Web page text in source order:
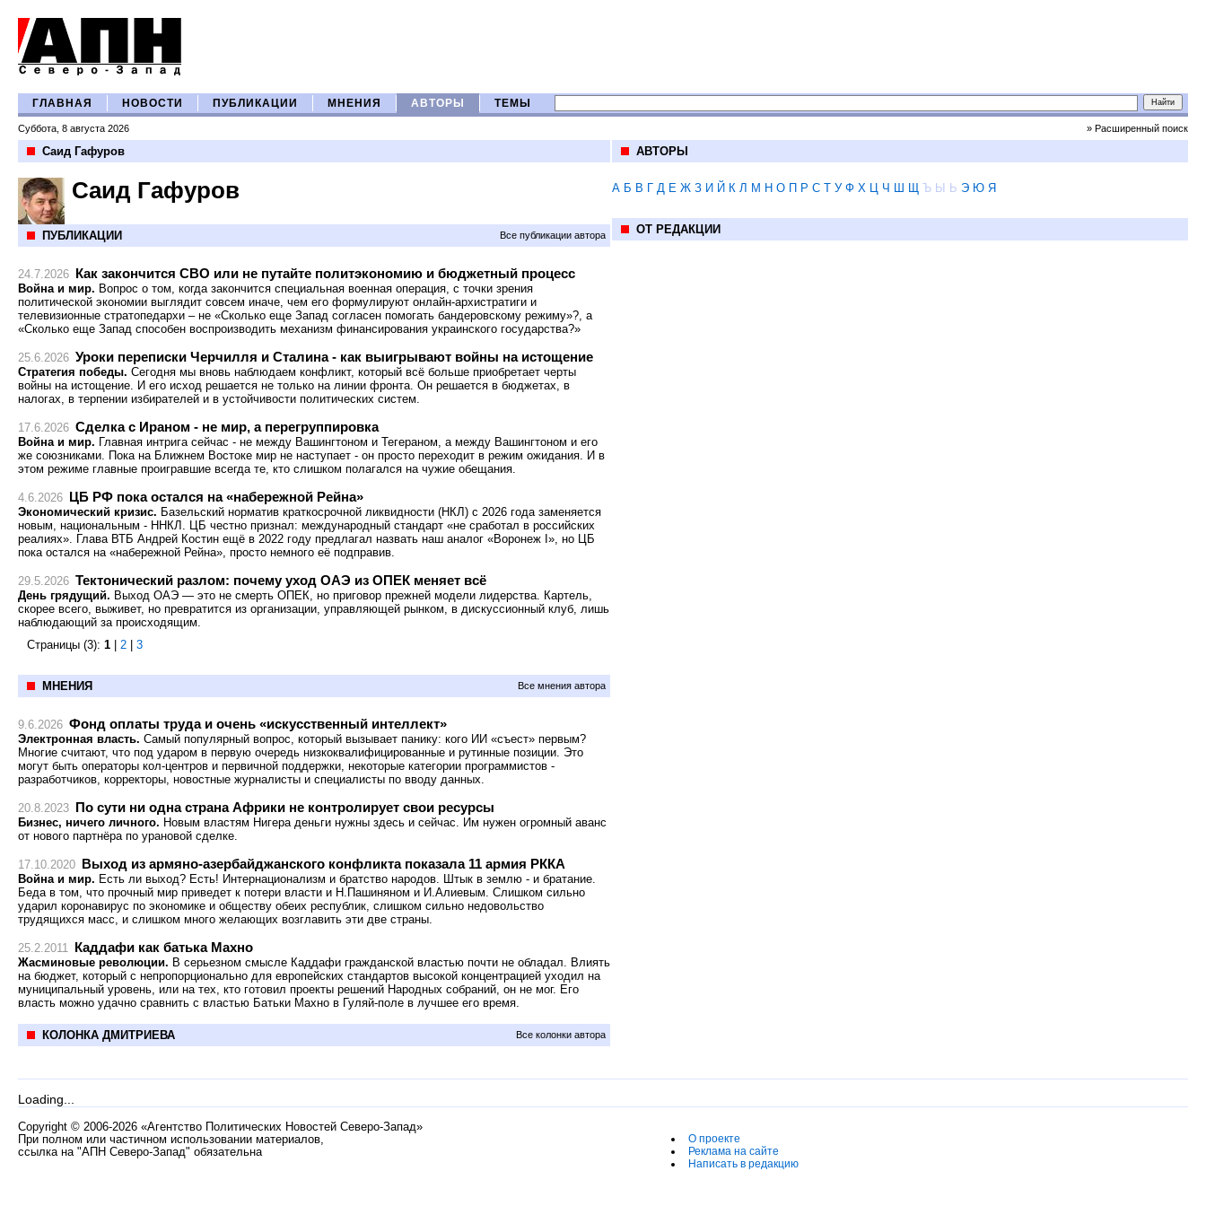
ГЛАВНАЯ НОВОСТИ ПУБЛИКАЦИИ МНЕНИЯ АВТОРЫ ТЕМЫ
Суббота, 8 августа 2026 » Расширенный поиск
Саид Гафуров
Саид Гафуров
ПУБЛИКАЦИИ Все публикации автора
24.7.2026 Как закончится СВО или не путайте политэкономию и бюджетный процесс
Война и мир. Вопрос о том, когда закончится специальная военная операция, с точки зрения
политической экономии выглядит совсем иначе, чем его формулируют онлайн-архистратиги и
телевизионные стратопедархи – не «Сколько еще Запад согласен помогать бандеровскому режиму»?, а
«Сколько еще Запад способен воспроизводить механизм финансирования украинского государства?»
25.6.2026 Уроки переписки Черчилля и Сталина - как выигрывают войны на истощение
Стратегия победы. Сегодня мы вновь наблюдаем конфликт, который всё больше приобретает черты
войны на истощение. И его исход решается не только на линии фронта. Он решается в бюджетах, в
налогах, в терпении избирателей и в устойчивости политических систем.
17.6.2026 Сделка с Ираном - не мир, а перегруппировка
Война и мир. Главная интрига сейчас - не между Вашингтоном и Тегераном, а между Вашингтоном и его
же союзниками. Пока на Ближнем Востоке мир не наступает - он просто переходит в режим ожидания. И в
этом режиме главные проигравшие всегда те, кто слишком полагался на чужие обещания.
4.6.2026 ЦБ РФ пока остался на «набережной Рейна»
Экономический кризис. Базельский норматив краткосрочной ликвидности (НКЛ) с 2026 года заменяется
новым, национальным - ННКЛ. ЦБ честно признал: международный стандарт «не сработал в российских
реалиях». Глава ВТБ Андрей Костин ещё в 2022 году предлагал назвать наш аналог «Воронеж I», но ЦБ
пока остался на «набережной Рейна», просто немного её подправив.
29.5.2026 Тектонический разлом: почему уход ОАЭ из ОПЕК меняет всё
День грядущий. Выход ОАЭ — это не смерть ОПЕК, но приговор прежней модели лидерства. Картель,
скорее всего, выживет, но превратится из организации, управляющей рынком, в дискуссионный клуб, лишь
наблюдающий за происходящим.
Страницы (3): 1 2 3
МНЕНИЯ Все мнения автора
9.6.2026 Фонд оплаты труда и очень «искусственный интеллект»
Электронная власть. Самый популярный вопрос, который вызывает панику: кого ИИ «съест» первым?
Многие считают, что под ударом в первую очередь низкоквалифицированные и рутинные позиции. Это
могут быть операторы кол-центров и первичной поддержки, некоторые категории программистов -
разработчиков, корректоры, новостные журналисты и специалисты по вводу данных.
20.8.2023 По сути ни одна страна Африки не контролирует свои ресурсы
Бизнес, ничего личного. Новым властям Нигера деньги нужны здесь и сейчас. Им нужен огромный аванс
от нового партнёра по урановой сделке.
17.10.2020 Выход из армяно-азербайджанского конфликта показала 11 армия РККА
Война и мир. Есть ли выход? Есть! Интернационализм и братство народов. Штык в землю - и братание.
Беда в том, что прочный мир приведет к потери власти и Н.Пашиняном и И.Алиевым. Слишком сильно
ударил коронавирус по экономике и обществу обеих республик, слишком сильно недовольство
трудящихся масс, и слишком много желающих возглавить эти две страны.
25.2.2011 Каддафи как батька Махно
Жасминовые революции. В серьезном смысле Каддафи гражданской властью почти не обладал. Влиять
на бюджет, который с непропорционально для европейских стандартов высокой концентрацией уходил на
муниципальный уровень, или на тех, кто готовил проекты решений Народных собраний, он не мог. Его
власть можно удачно сравнить с властью Батьки Махно в Гуляй-поле в лучшее его время.
КОЛОНКА ДМИТРИЕВА Все колонки автора
АВТОРЫ
А Б В Г Д Е Ж З И Й К Л М Н О П Р С Т У Ф Х Ц Ч Ш Щ Ъ Ы Ь Э Ю Я
ОТ РЕДАКЦИИ
Loading...
Copyright © 2006-2026 «Агентство Политических Новостей Северо-Запад»
При полном или частичном использовании материалов,
ссылка на "АПН Северо-Запад" обязательна
О проекте
Реклама на сайте
Написать в редакцию